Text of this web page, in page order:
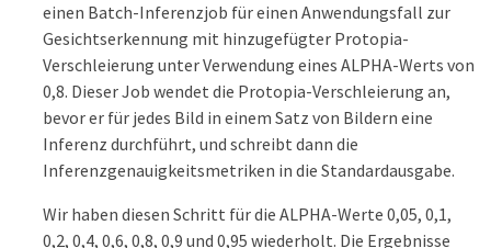
einen Batch-Inferenzjob für einen Anwendungsfall zur
Gesichtserkennung mit hinzugefügter Protopia-
Verschleierung unter Verwendung eines ALPHA-Werts von
0,8. Dieser Job wendet die Protopia-Verschleierung an,
bevor er für jedes Bild in einem Satz von Bildern eine
Inferenz durchführt, und schreibt dann die
Inferenzgenauigkeitsmetriken in die Standardausgabe.
Wir haben diesen Schritt für die ALPHA-Werte 0,05, 0,1,
0,2, 0,4, 0,6, 0,8, 0,9 und 0,95 wiederholt. Die Ergebnisse